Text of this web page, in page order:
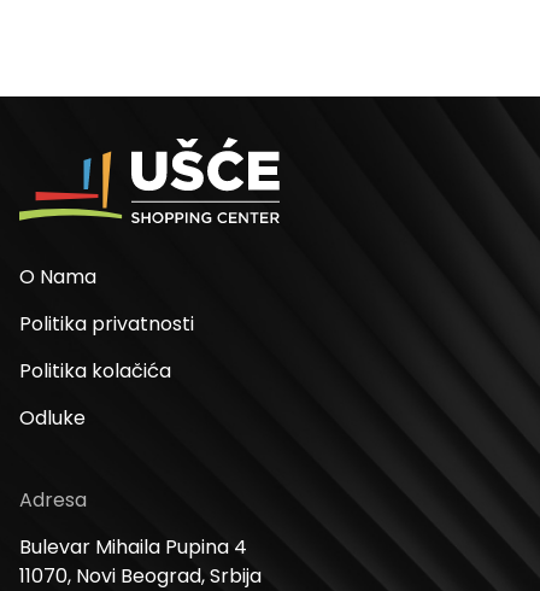
O Nama
Politika privatnosti
Politika kolačića
Odluke
Adresa
Bulevar Mihaila Pupina 4
11070, Novi Beograd, Srbija